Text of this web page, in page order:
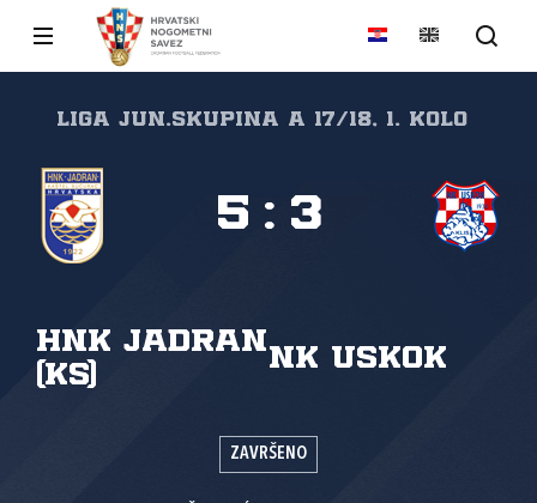
LIGA JUN.Skupina A 17/18, 1. kolo
HNK Jadran
(KS)
NK Uskok
5 : 3
ZAVRŠENO